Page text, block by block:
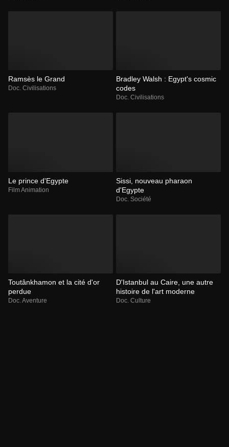
Ramsès le Grand
Doc. Civilisations
Bradley Walsh : Egypt's cosmic
codes
Doc. Civilisations
Le prince d'Egypte
Film Animation
Sissi, nouveau pharaon
d'Egypte
Doc. Société
Toutânkhamon et la cité d'or
perdue
Doc. Aventure
D'Istanbul au Caire, une autre
histoire de l'art moderne
Doc. Culture